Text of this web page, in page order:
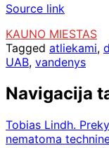
Source link
KAUNO MIESTAS
Tagged atliekami,
UAB, vandenys
Navigacija
Tobias Lindh.
nematoma